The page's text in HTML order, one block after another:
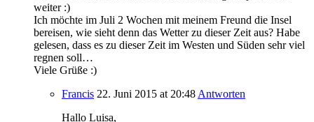
weiter :)
Ich möchte im Juli 2 Wochen mit meinem Freund die Insel
bereisen, wie sieht denn das Wetter zu dieser Zeit aus? Habe
gelesen, dass es zu dieser Zeit im Westen und Süden sehr viel
regnen soll…
Viele Grüße :)
Francis 22. Juni 2015 at 20:48 Antworten
Hallo Luisa,